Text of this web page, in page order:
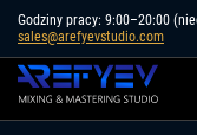
Skip
content
Godziny pracy: 9:00–20:00
sales@arefyevstudio.com